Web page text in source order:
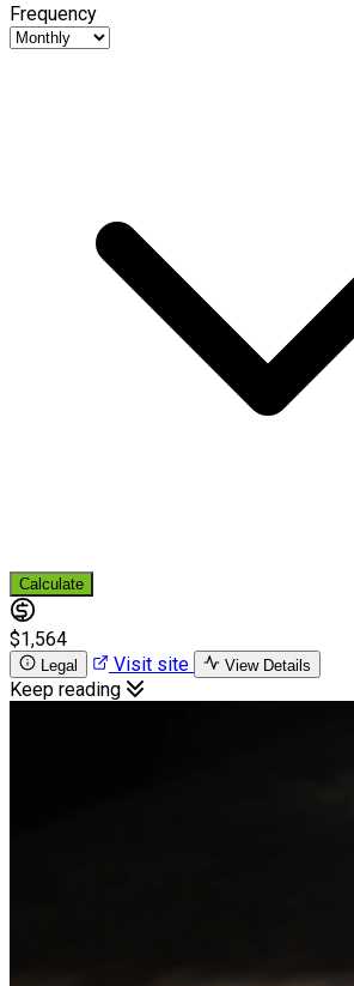
Frequency
Calculate
$1,564
Legal Visit site View Details
Keep reading